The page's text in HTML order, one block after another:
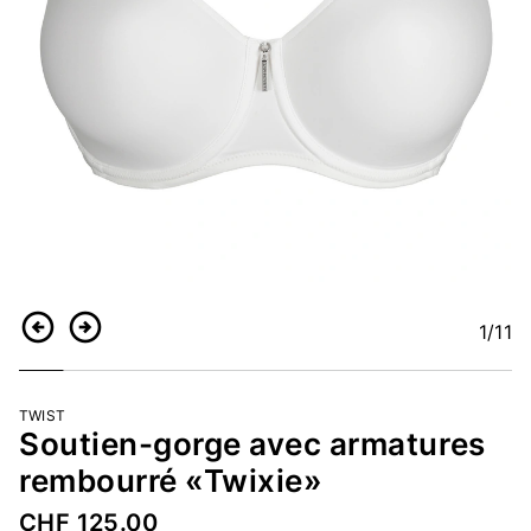
RetourContinuer 1/11
TWIST
Soutien-gorge avec armatures
rembourré «Twixie»
CHF 125.00